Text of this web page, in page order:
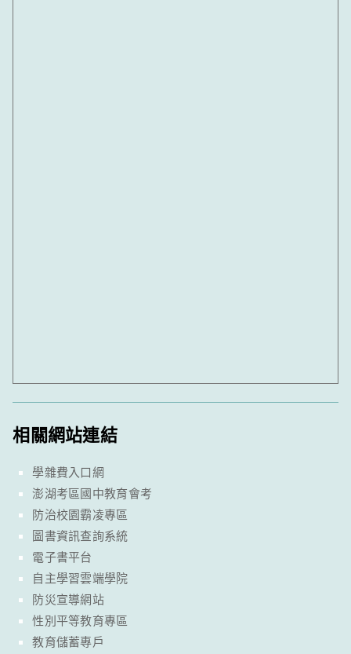
相關網站連結
學雜費入口網
澎湖考區國中教育會考
防治校園霸凌專區
圖書資訊查詢系統
電子書平台
自主學習雲端學院
防災宣導網站
性別平等教育專區
教育儲蓄專戶